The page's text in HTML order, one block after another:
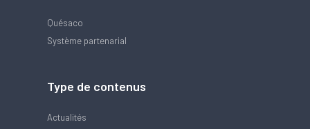
Quésaco
Système partenarial
Type de contenus
Actualités